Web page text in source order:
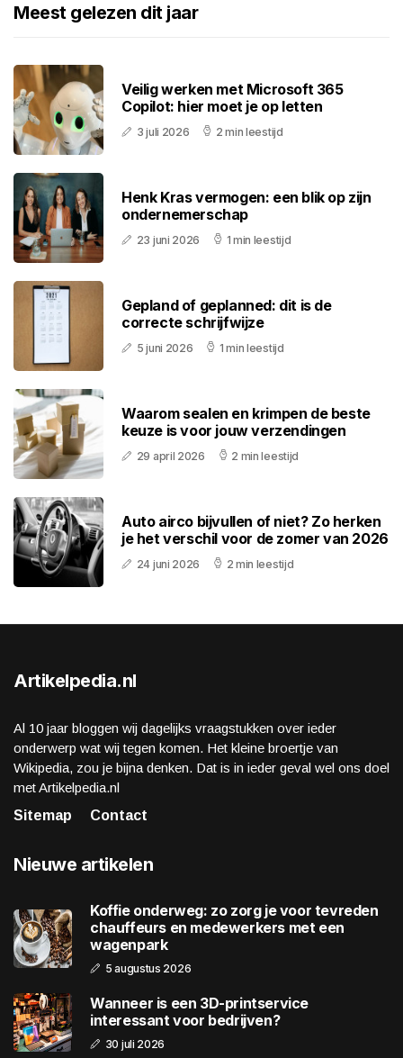
Meest gelezen dit jaar
Veilig werken met Microsoft 365
Copilot: hier moet je op letten
3 juli 2026 2 min leestijd
Henk Kras vermogen: een blik op zijn
ondernemerschap
23 juni 2026 1 min leestijd
Gepland of geplanned: dit is de
correcte schrijfwijze
5 juni 2026 1 min leestijd
Waarom sealen en krimpen de beste
keuze is voor jouw verzendingen
29 april 2026 2 min leestijd
Auto airco bijvullen of niet? Zo herken
je het verschil voor de zomer van 2026
24 juni 2026 2 min leestijd
Artikelpedia.nl
Al 10 jaar bloggen wij dagelijks vraagstukken over ieder
onderwerp wat wij tegen komen. Het kleine broertje van
Wikipedia, zou je bijna denken. Dat is in ieder geval wel ons doel
met Artikelpedia.nl
Sitemap
Contact
Nieuwe artikelen
Koffie onderweg: zo zorg je voor tevreden
chauffeurs en medewerkers met een
wagenpark
5 augustus 2026
Wanneer is een 3D-printservice
interessant voor bedrijven?
30 juli 2026